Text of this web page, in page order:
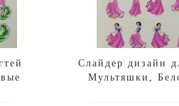
Слайдер дизайн
Мультяшки,